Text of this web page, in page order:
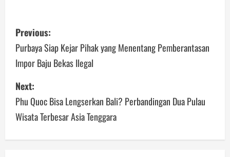
P
o
s
t
n
a
Previous:
Purbaya Siap Kejar Pihak yang Menentang Pemberantasan
Impor Baju Bekas Ilegal
Next:
Phu Quoc Bisa Lengserkan Bali? Perbandingan Dua Pulau
Wisata Terbesar Asia Tenggara